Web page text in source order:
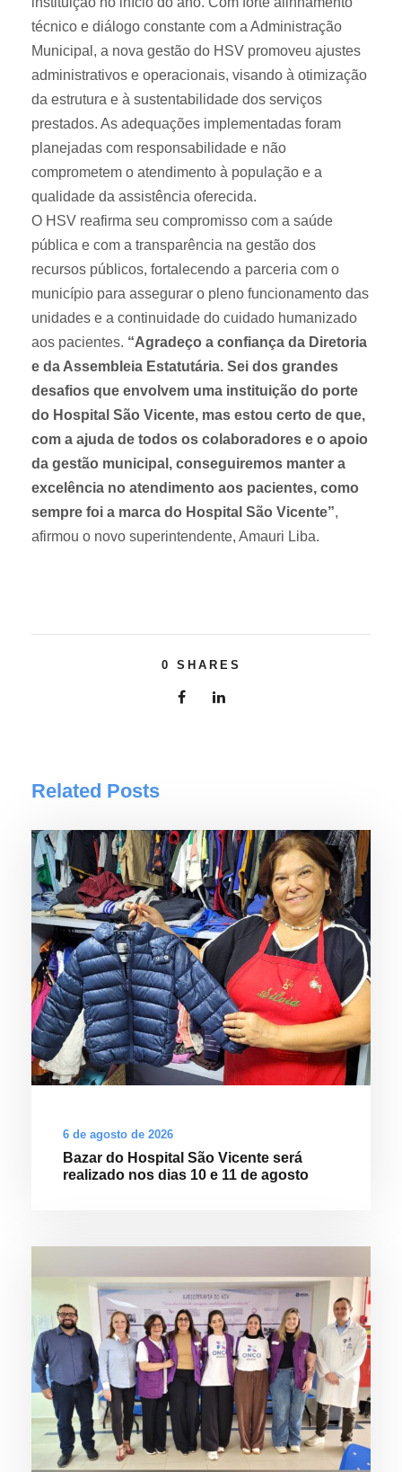
técnico e diálogo constante com a Administração
Municipal, a nova gestão do HSV promoveu ajustes
administrativos e operacionais, visando à otimização
da estrutura e à sustentabilidade dos serviços
prestados. As adequações implementadas foram
planejadas com responsabilidade e não
comprometem o atendimento à população e a
qualidade da assistência oferecida.
O HSV reafirma seu compromisso com a saúde
pública e com a transparência na gestão dos
recursos públicos, fortalecendo a parceria com o
município para assegurar o pleno funcionamento das
unidades e a continuidade do cuidado humanizado
aos pacientes. “Agradeço a confiança da Diretoria
e da Assembleia Estatutária. Sei dos grandes
desafios que envolvem uma instituição do porte
do Hospital São Vicente, mas estou certo de que,
com a ajuda de todos os colaboradores e o apoio
da gestão municipal, conseguiremos manter a
excelência no atendimento aos pacientes, como
sempre foi a marca do Hospital São Vicente”,
afirmou o novo superintendente, Amauri Liba.
0 SHARES
Related Posts
6 de agosto de 2026
Bazar do Hospital São Vicente será
realizado nos dias 10 e 11 de agosto